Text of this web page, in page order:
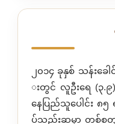
၂၀၁၄ ခုနှစ် သန်းခ
းတွင် လူဦးရေ (၃.၉
နေပြည်သူပေါင်း ၈
ပ်သည်းဆမှာ တစ်စတု